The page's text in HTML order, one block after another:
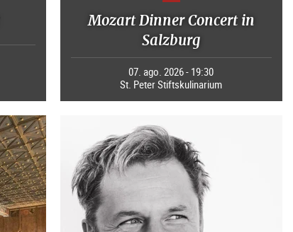
Mozart Dinner Concert in
Salzburg
07. ago. 2026 - 19:30
St. Peter Stiftskulinarium